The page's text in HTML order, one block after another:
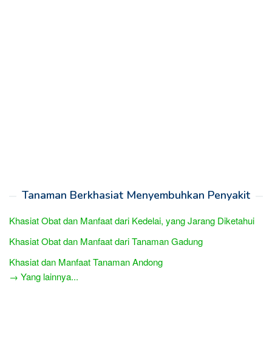
Tanaman Berkhasiat Menyembuhkan Penyakit
Khasiat Obat dan Manfaat dari Kedelai, yang Jarang Diketahui
Khasiat Obat dan Manfaat dari Tanaman Gadung
Khasiat dan Manfaat Tanaman Andong
→ Yang lainnya...